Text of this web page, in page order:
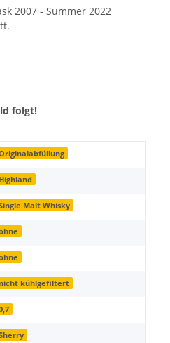
2007 - Summer 2022
folgt!
Highland
Malt Whisky
kühlgefiltert